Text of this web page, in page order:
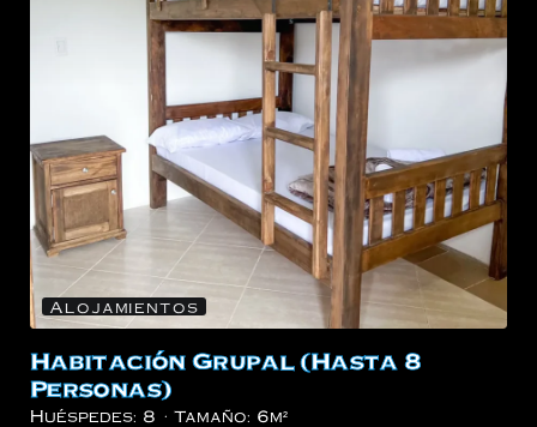
Alojamientos
Habitación Grupal (Hasta 8
Personas)
Huéspedes: 8 Tamaño: 6m²